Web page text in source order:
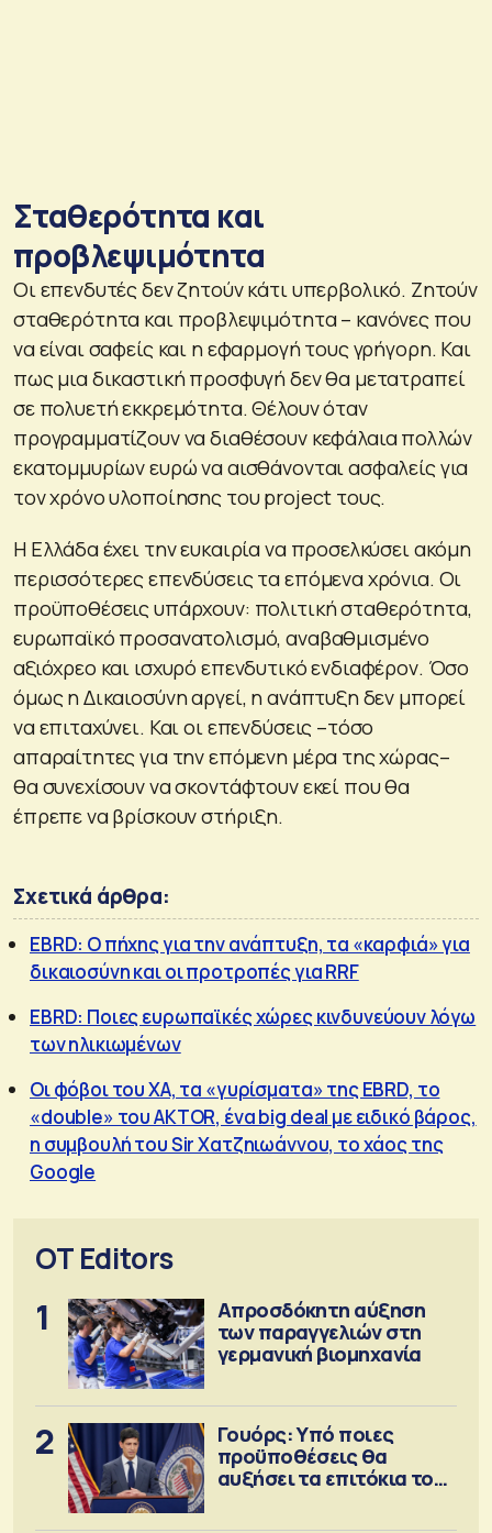
Σταθερότητα και
προβλεψιμότητα
Οι επενδυτές δεν ζητούν κάτι υπερβολικό. Ζητούν
σταθερότητα και προβλεψιμότητα – κανόνες που
να είναι σαφείς και η εφαρμογή τους γρήγορη. Και
πως μια δικαστική προσφυγή δεν θα μετατραπεί
σε πολυετή εκκρεμότητα. Θέλουν όταν
προγραμματίζουν να διαθέσουν κεφάλαια πολλών
εκατομμυρίων ευρώ να αισθάνονται ασφαλείς για
τον χρόνο υλοποίησης του project τους.
Η Ελλάδα έχει την ευκαιρία να προσελκύσει ακόμη
περισσότερες επενδύσεις τα επόμενα χρόνια. Οι
προϋποθέσεις υπάρχουν: πολιτική σταθερότητα,
ευρωπαϊκό προσανατολισμό, αναβαθμισμένο
αξιόχρεο και ισχυρό επενδυτικό ενδιαφέρον. Όσο
όμως η Δικαιοσύνη αργεί, η ανάπτυξη δεν μπορεί
να επιταχύνει. Και οι επενδύσεις –τόσο
απαραίτητες για την επόμενη μέρα της χώρας–
θα συνεχίσουν να σκοντάφτουν εκεί που θα
έπρεπε να βρίσκουν στήριξη.
Σχετικά άρθρα:
EBRD: Ο πήχης για την ανάπτυξη, τα «καρφιά» για
δικαιοσύνη και οι προτροπές για RRF
EBRD: Ποιες ευρωπαϊκές χώρες κινδυνεύουν λόγω
των ηλικιωμένων
Οι φόβοι του ΧΑ, τα «γυρίσματα» της EBRD, το
«double» του AKTOR, ένα big deal με ειδικό βάρος,
η συμβουλή του Sir Χατζηιωάννου, το χάος της
Google
OT Editors
1
Απροσδόκητη αύξηση
των παραγγελιών στη
γερμανική βιομηχανία
2
Γουόρς: Υπό ποιες
προϋποθέσεις θα
αυξήσει τα επιτόκια τον